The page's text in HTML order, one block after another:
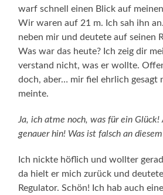
warf schnell einen Blick auf
Wir waren auf 21 m. Ich sah ihn
neben mir und deutete auf seinen
Was war das heute? Ich zeig dir
verstand nicht, was er wollte.
doch, aber… mir fiel ehrlich gesagt
meinte.
Ja, ich atme noch, was für ein Glück!
genauer hin! Was ist falsch an
Ich nickte höflich und wollter
da hielt er mich zurück und
Regulator. Schön! Ich hab auch